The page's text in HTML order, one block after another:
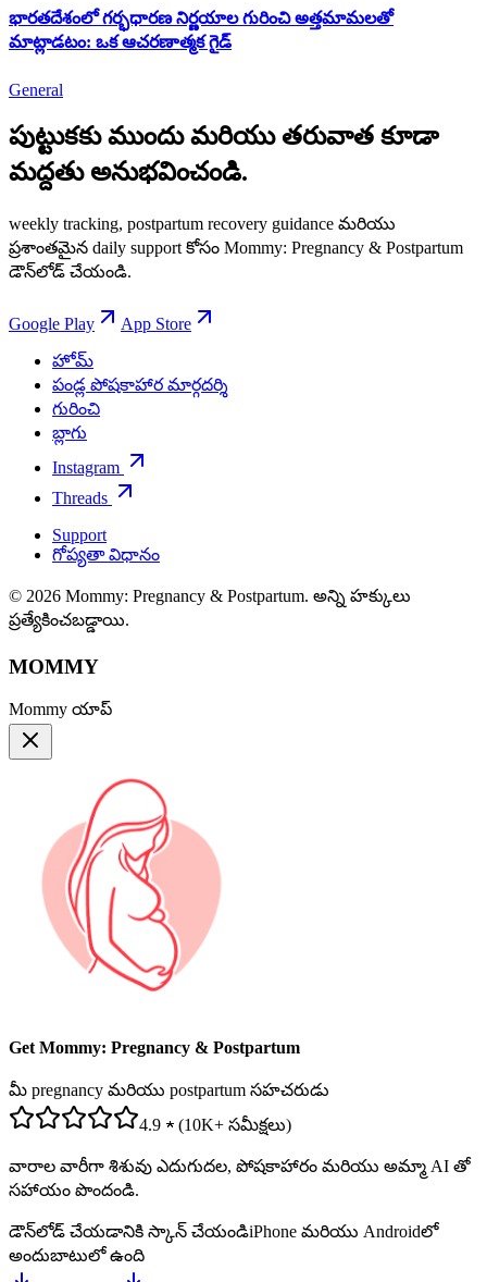
భారతదేశంలో గర్భధారణ నిర్ణయాల గురించి అత్తమామలతో
మాట్లాడటం: ఒక ఆచరణాత్మక గైడ్
General
పుట్టుకకు ముందు మరియు తరువాత కూడా
మద్దతు అనుభవించండి.
weekly tracking, postpartum recovery guidance మరియు
ప్రశాంతమైన daily support కోసం Mommy: Pregnancy & Postpartum
డౌన్‌లోడ్ చేయండి.
Google Play
App Store
హోమ్
పండ్ల పోషకాహార మార్గదర్శి
గురించి
బ్లాగు
Instagram
Threads
Support
గోప్యతా విధానం
© 2026 Mommy: Pregnancy & Postpartum. అన్ని హక్కులు
ప్రత్యేకించబడ్డాయి.
MOMMY
Mommy యాప్
Get Mommy: Pregnancy & Postpartum
మీ pregnancy మరియు postpartum సహచరుడు
4.9 ★ (10K+ సమీక్షలు)
వారాల వారీగా శిశువు ఎదుగుదల, పోషకాహారం మరియు అమ్మా AI తో
సహాయం పొందండి.
డౌన్‌లోడ్ చేయడానికి స్కాన్ చేయండిiPhone మరియు Androidలో
అందుబాటులో ఉంది